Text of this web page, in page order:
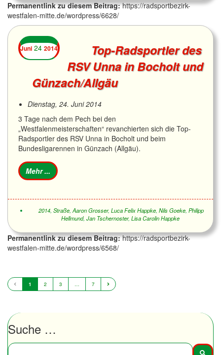
Permanentlink zu diesem Beitrag:https://radsportbezirk-
westfalen-mitte.de/wordpress/6628/
Juni 24 2014
Top-Radsportler des
RSV Unna in Bocholt und
Günzach/Allgäu
Dienstag, 24. Juni 2014
3 Tage nach dem Pech bei den
„Westfalenmeisterschaften“ revanchierten sich die Top-
Radsportler des RSV Unna in Bocholt und beim
Bundesligarennen in Günzach (Allgäu).
2014, Straße, Aaron Grosser, Luca Felix Happke, Nils Goeke, Philipp
Hellmund, Jan Tschernoster, Lisa Carolin Happke
Permanentlink zu diesem Beitrag:https://radsportbezirk-
westfalen-mitte.de/wordpress/6568/
1 2 3 … 7
Suche …